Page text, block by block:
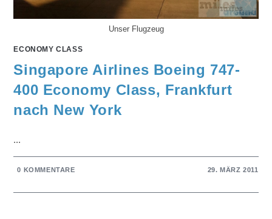
Unser Flugzeug
ECONOMY CLASS
Singapore Airlines Boeing 747-
400 Economy Class, Frankfurt
nach New York
...
0 KOMMENTARE 29. MÄRZ 2011